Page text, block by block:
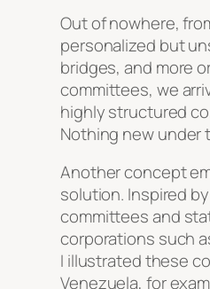
Out of nowhere,
personalized but
bridges, and more
committees, we
highly structured
Nothing new under
Another concept
solution. Inspired
committees and
corporations such
I illustrated these
Venezuela, for